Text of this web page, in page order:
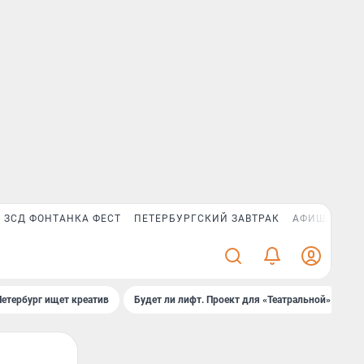
ЗСД ФОНТАНКА ФЕСТ ПЕТЕРБУРГСКИЙ ЗАВТРАК АФИША PLUS
ищет креатив Будет ли лифт. Проект для «Театральной»